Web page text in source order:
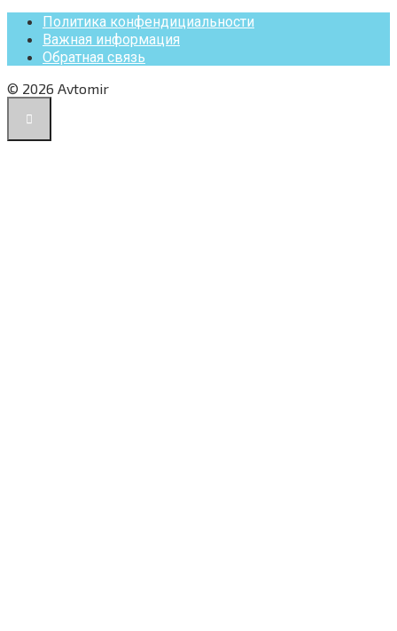
Политика конфендициальности
Важная информация
Обратная связь
© 2026 Avtomir